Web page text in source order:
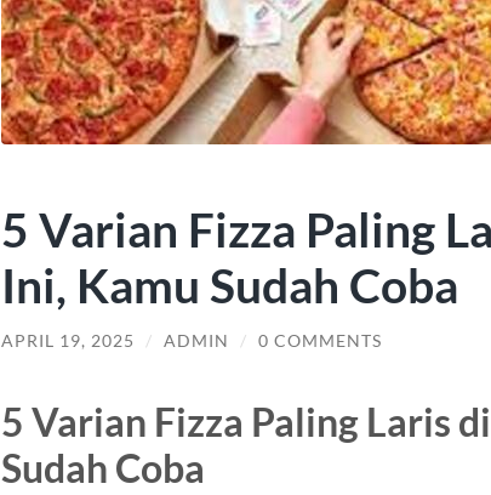
5 Varian Fizza Paling
Ini, Kamu Sudah Coba
APRIL 19, 2025 / ADMIN / 0 COMMENTS
5 Varian Fizza Paling Laris
Sudah Coba